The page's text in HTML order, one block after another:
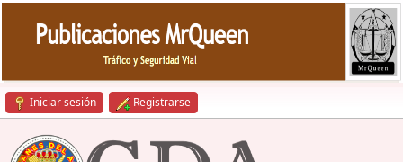
Iniciar sesión Registrarse